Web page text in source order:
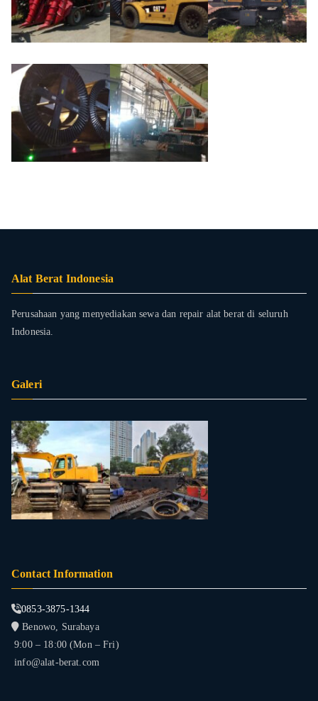
Alat Berat Indonesia
Perusahaan yang menyediakan sewa dan repair alat berat di seluruh
Indonesia.
Galeri
Contact Information
0853-3875-1344
Benowo, Surabaya
9:00 – 18:00 (Mon – Fri)
info@alat-berat.com